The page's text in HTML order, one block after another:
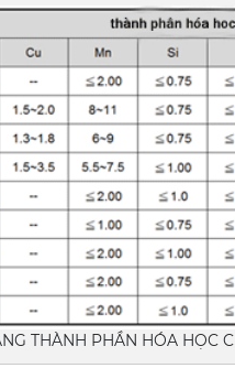
THÀNH PHẦN HÓA HỌC